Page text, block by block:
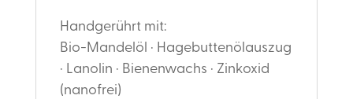
Handgerührt mit:
Bio-Mandelöl · Hagebuttenölauszug
· Lanolin · Bienenwachs · Zinkoxid
(nanofrei)